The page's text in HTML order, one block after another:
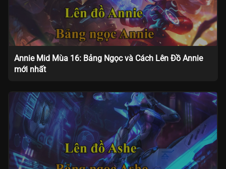
Annie Mid Mùa 16: Bảng Ngọc và Cách Lên Đồ Annie
mới nhất